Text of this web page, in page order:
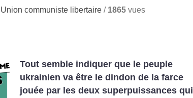
Union communiste libertaire / 1865 vues
Tout semble indiquer que le peuple
ukrainien va être le dindon de la farce
jouée par les deux superpuissances qui